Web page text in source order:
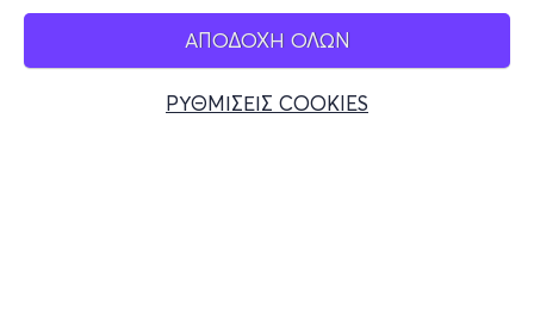
ΑΠΟΔΟΧΗ ΟΛΩΝ
ΡΥΘΜΙΣΕΙΣ COOKIES